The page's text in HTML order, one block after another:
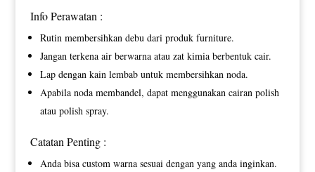
Info Perawatan :
Rutin membersihkan debu dari produk furniture.
Jangan terkena air berwarna atau zat kimia berbentuk cair.
Lap dengan kain lembab untuk membersihkan noda.
Apabila noda membandel, dapat menggunakan cairan polish
atau polish spray.
Catatan Penting :
Anda bisa custom warna sesuai dengan yang anda inginkan.